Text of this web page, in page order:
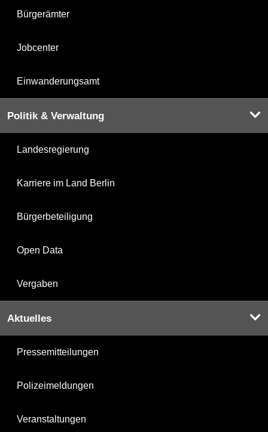
Bürgerämter
Jobcenter
Einwanderungsamt
Politik & Verwaltung
Landesregierung
Karriere im Land Berlin
Bürgerbeteiligung
Open Data
Vergaben
Aktuelles
Pressemitteilungen
Polizeimeldungen
Veranstaltungen